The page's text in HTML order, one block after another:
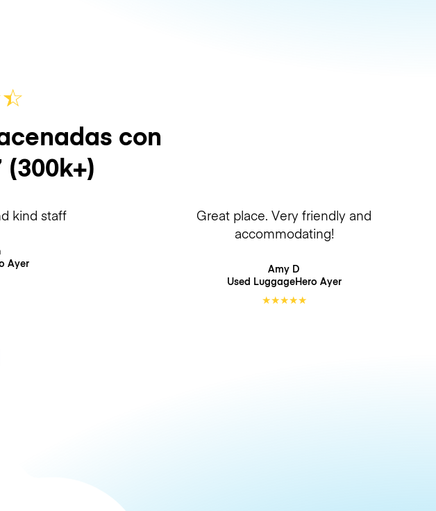
☆
★
con
(300k+)
kind staff
Ayer
Great place. Very friendly and
accommodating!
Amy D
Used LuggageHero Ayer
★★★★★